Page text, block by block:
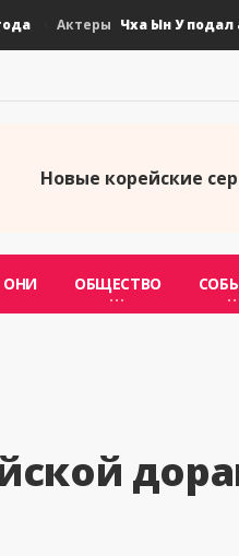
Актеры Чха Ын У подал
Новые корейские
ОБЩЕСТВО